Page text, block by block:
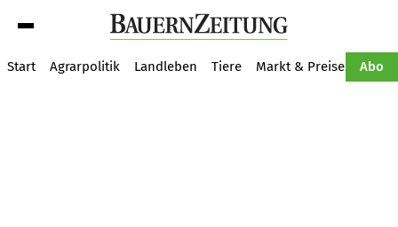
Start Agrarpolitik Landleben Tiere Markt & Preise Abo